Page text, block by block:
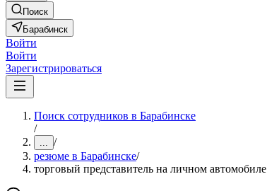
Поиск
Барабинск
Войти
Войти
Зарегистрироваться
Поиск сотрудников в Барабинске
/
... /
резюме в Барабинске/
торговый представитель на личном автомобиле